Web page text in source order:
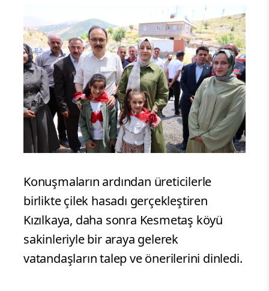
Konuşmaların ardından üreticilerle
birlikte çilek hasadı gerçekleştiren
Kızılkaya, daha sonra Kesmetaş köyü
sakinleriyle bir araya gelerek
vatandaşların talep ve önerilerini dinledi.